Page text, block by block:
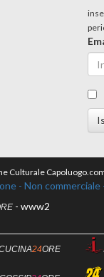
Culturale
- Non
- www2
24ORE